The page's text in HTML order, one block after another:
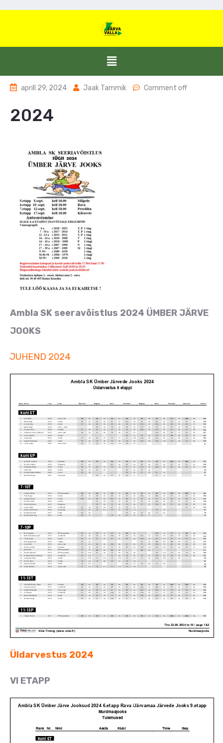
aprill 29, 2024 Jaak Tammik Comment off
2024
Ambla SK seeravõistlus 2024 ÜMBER JÄRVE
JOOKS
JUHEND 2024
Üldarvestus 2024
VI ETAPP